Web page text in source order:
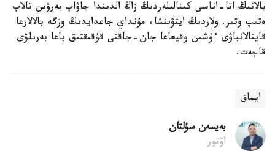
بالانىڭ اتا-اناسى كىنالىلەردىڭ زاڭ الدىندا جاۋاپ بەرۋىن تالاپ
ەتىپ وتىر. ولاردىڭ ايتۋىنشا، مۇنداي جاعدايدىڭ وزگە بالالارعا
قايتالانباۋى ءۇشىن وقيعاعا جان-جاقتى قۇقىقتىق باعا بەرىلۋى
قاجەت.
ايماق
بەيسەن سۇلتان
اۆتور